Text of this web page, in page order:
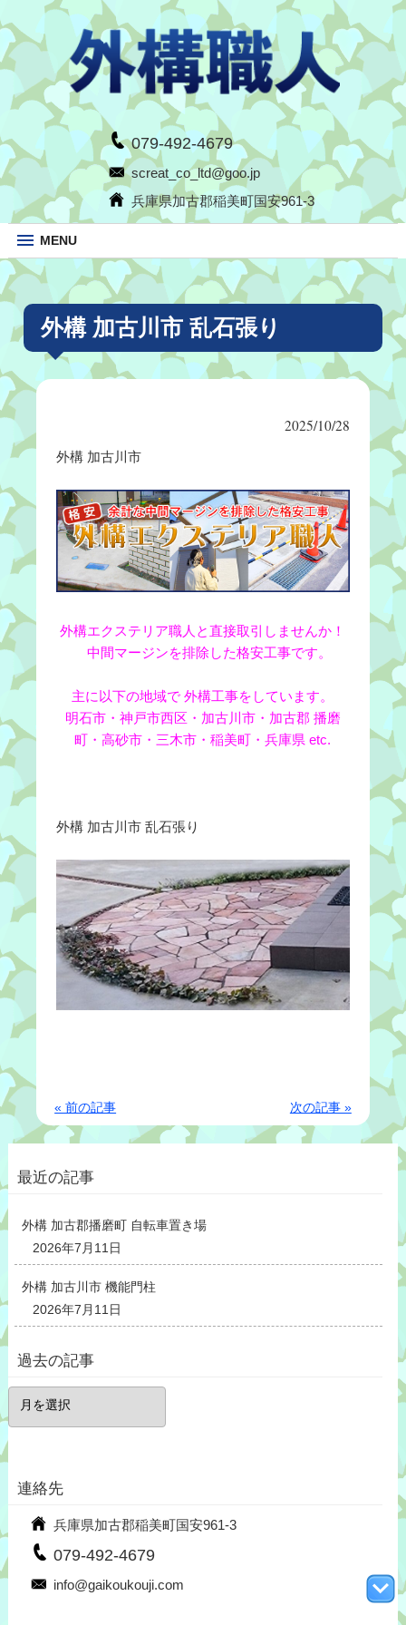
079-492-4679
screat_co_ltd@goo.jp
兵庫県加古郡稲美町国安961-3
MENU
外構 加古川市 乱石張り
2025/10/28
外構 加古川市
外構エクステリア職人と直接取引しませんか！
中間マージンを排除した格安工事です。
主に以下の地域で 外構工事をしています。
明石市・神戸市西区・加古川市・加古郡 播磨
町・高砂市・三木市・稲美町・兵庫県 etc.
外構 加古川市 乱石張り
« 前の記事 次の記事 »
最近の記事
外構 加古郡播磨町 自転車置き場
2026年7月11日
外構 加古川市 機能門柱
2026年7月11日
過去の記事
去
連絡先
兵庫県加古郡稲美町国安961-3
079-492-4679
info@gaikoukouji.com